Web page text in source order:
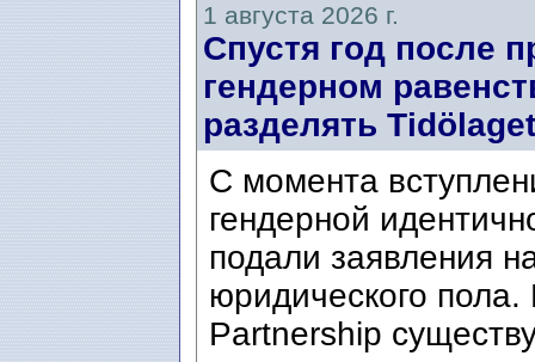
1 августа 2026 г.
Спустя год после
гендерном
разделять
С момента
гендерной
подали заявления
юридического
Partnership